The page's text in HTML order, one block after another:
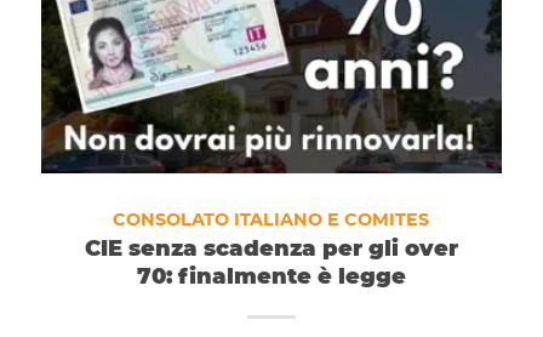
CONSOLATO ITALIANO E COMITES
CIE senza scadenza per gli over
70: finalmente è legge